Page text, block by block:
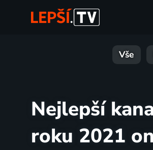
Vše
Nejlepší
roku 2021